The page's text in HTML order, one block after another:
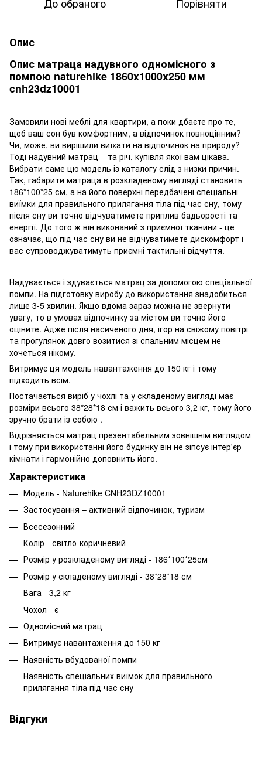
Опис
Опис матраца надувного одномісного з
помпою naturehike 1860x1000x250 мм
cnh23dz10001
Замовили нові меблі для квартири, а поки дбаєте про те,
щоб ваш сон був комфортним, а відпочинок повноцінним?
Чи, може, ви вирішили виїхати на відпочинок на природу?
Тоді надувний матрац – та річ, купівля якої вам цікава.
Вибрати саме цю модель із каталогу слід з низки причин.
Так, габарити матраца в розкладеному вигляді становить
186*100*25 см, а на його поверхні передбачені спеціальні
виїмки для правильного прилягання тіла під час сну, тому
після сну ви точно відчуватимете приплив бадьорості та
енергії. До того ж він виконаний з приємної тканини - це
означає, що під час сну ви не відчуватимете дискомфорт і
вас супроводжуватимуть приємні тактильні відчуття.
Надувається і здувається матрац за допомогою спеціальної
помпи. На підготовку виробу до використання знадобиться
лише 3-5 хвилин. Якщо вдома зараз можна не звернути
увагу, то в умовах відпочинку за містом ви точно його
оціните. Адже після насиченого дня, ігор на свіжому повітрі
та прогулянок довго возитися зі спальним місцем не
хочеться нікому.
Витримує ця модель навантаження до 150 кг і тому
підходить всім.
Постачається виріб у чохлі та у складеному вигляді має
розміри всього 38*28*18 см і важить всього 3,2 кг, тому його
зручно брати із собою .
Відрізняється матрац презентабельним зовнішнім виглядом
і тому при використанні його будинку він не зіпсує інтер'єр
кімнати і гармонійно доповнить його.
Характеристика
Модель - Naturehike CNH23DZ10001
Застосування – активний відпочинок, туризм
Всесезонний
Колір - світло-коричневий
Розмір у розкладеному вигляді - 186*100*25см
Розмір у складеному вигляді - 38*28*18 см
Вага - 3,2 кг
Чохол - є
Одномісний матрац
Витримує навантаження до 150 кг
Наявність вбудованої помпи
Наявність спеціальних виїмок для правильного
прилягання тіла під час сну
Відгуки